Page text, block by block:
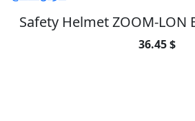
Safety Helmet ZOOM-LON
36.45 $